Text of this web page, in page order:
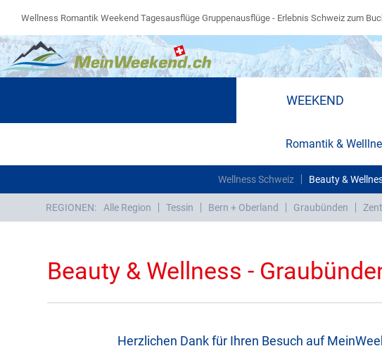
Wellness Romantik Weekend Tagesausflüge Gruppenausflüge - Erlebnis Schweiz zum
WEEKEND
Romantik &
Wellness Schweiz Beauty &
REGIONEN: Alle Region Tessin Bern + Oberland Graubünden
Beauty & Wellness -
Herzlichen Dank für Ihren Besuch auf